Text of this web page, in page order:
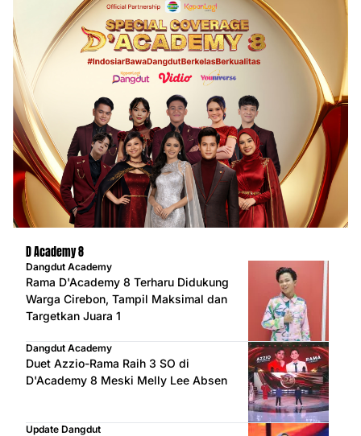
D Academy 8
Dangdut Academy
Rama D'Academy 8 Terharu Didukung
Warga Cirebon, Tampil Maksimal dan
Targetkan Juara 1
Dangdut Academy
Duet Azzio-Rama Raih 3 SO di
D'Academy 8 Meski Melly Lee Absen
Update Dangdut